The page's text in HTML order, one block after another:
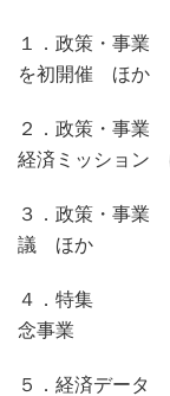
１．政策・
を初開催 ほか
２．政策・
経済ミッション
３．政策・
議 ほか
４．特集
念事業
５．経済デ